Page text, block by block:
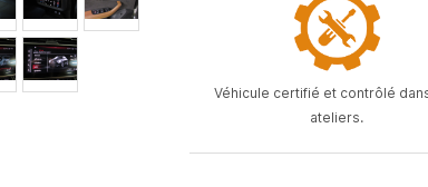
Véhicule certifié et contrôlé
ateliers.